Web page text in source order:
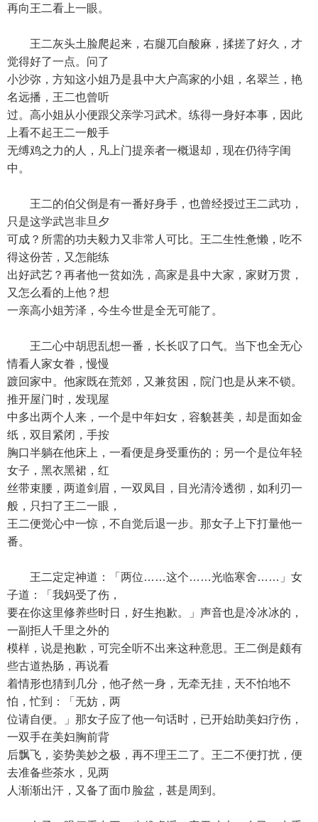
再向王二看上一眼。
王二灰头土脸爬起来，右腿兀自酸麻，揉搓了好久，才
觉得好了一点。问了
小沙弥，方知这小姐乃是县中大户高家的小姐，名翠兰，艳
名远播，王二也曾听
过。高小姐从小便跟父亲学习武术。练得一身好本事，因此
上看不起王二一般手
无缚鸡之力的人，凡上门提亲者一概退却，现在仍待字闺
中。
王二的伯父倒是有一番好身手，也曾经授过王二武功，
只是这学武岂非旦夕
可成？所需的功夫毅力又非常人可比。王二生性惫懒，吃不
得这份苦，又怎能练
出好武艺？再者他一贫如洗，高家是县中大家，家财万贯，
又怎么看的上他？想
一亲高小姐芳泽，今生今世是全无可能了。
王二心中胡思乱想一番，长长叹了口气。当下也全无心
情看人家女眷，慢慢
踱回家中。他家既在荒郊，又兼贫困，院门也是从来不锁。
推开屋门时，发现屋
中多出两个人来，一个是中年妇女，容貌甚美，却是面如金
纸，双目紧闭，手按
胸口半躺在他床上，一看便是身受重伤的；另一个是位年轻
女子，黑衣黑裙，红
丝带束腰，两道剑眉，一双凤目，目光清泠透彻，如利刃一
般，只扫了王二一眼，
王二便觉心中一惊，不自觉后退一步。那女子上下打量他一
番。
王二定定神道：「两位……这个……光临寒舍……」女
子道：「我妈受了伤，
要在你这里修养些时日，好生抱歉。」声音也是冷冰冰的，
一副拒人千里之外的
模样，说是抱歉，可完全听不出来这种意思。王二倒是颇有
些古道热肠，再说看
着情形也猜到几分，他孑然一身，无牵无挂，天不怕地不
怕，忙到：「无妨，两
位请自便。」那女子应了他一句话时，已开始助美妇疗伤，
一双手在美妇胸前背
后飘飞，姿势美妙之极，再不理王二了。王二不便打扰，便
去准备些茶水，见两
人渐渐出汗，又备了面巾脸盆，甚是周到。